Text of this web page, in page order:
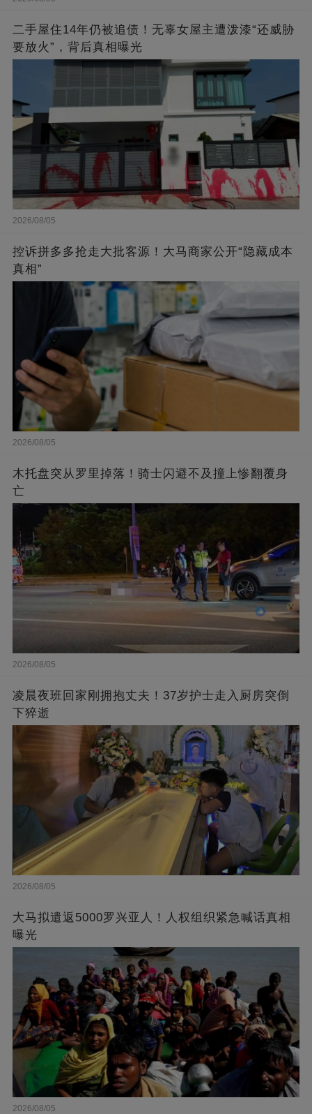
二手屋住14年仍被追债！无辜女屋主遭泼漆“还威胁
要放火”，背后真相曝光
2026/08/05
控诉拼多多抢走大批客源！大马商家公开“隐藏成本
真相”
2026/08/05
木托盘突从罗里掉落！骑士闪避不及撞上惨翻覆身
亡
2026/08/05
凌晨夜班回家刚拥抱丈夫！37岁护士走入厨房突倒
下猝逝
2026/08/05
大马拟遣返5000罗兴亚人！人权组织紧急喊话真相
曝光
2026/08/05